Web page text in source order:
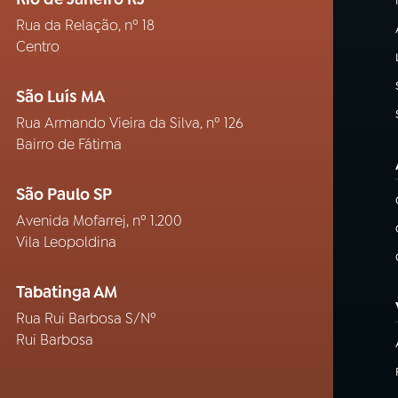
Rua da Relação, nº 18
Centro
São Luís MA
Rua Armando Vieira da Silva, nº 126
Bairro de Fátima
São Paulo SP
Avenida Mofarrej, nº 1.200
Vila Leopoldina
Tabatinga AM
Rua Rui Barbosa S/Nº
Rui Barbosa